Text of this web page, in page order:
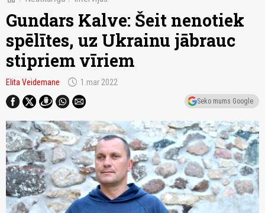
Gundars Kalve: Šeit nenotiek
spēlītes, uz Ukrainu jābrauc
stipriem vīriem
Elita Veidemane schedule 1.mar 2022
Seko mums Google